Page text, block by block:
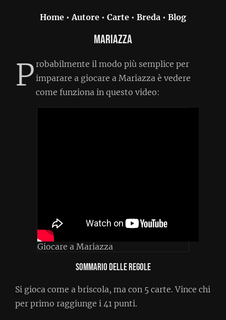
Home •Autore • Carte • Breda • Blog
Mariazza
P robabilmente il modo più semplice per
imparare a giocare a Mariazza è vedere
come funziona in questo video:
Giocare a Mariazza
Sommario delle regole
Si gioca come a briscola, ma con 5 carte. Vince chi
per primo raggiunge i 41 punti.